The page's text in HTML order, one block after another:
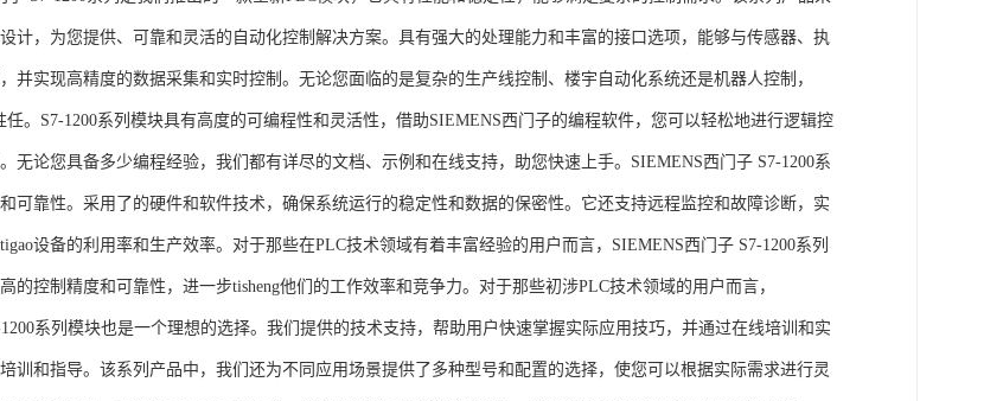
计，为您提供、可靠和灵活的自动化控制解决方案。具有强大的处理能力和丰富的接口选项，能够与传感器、执
并实现高精度的数据采集和实时控制。无论您面临的是复杂的生产线控制、楼宇自动化系统还是机器人控制，
任。S7-1200系列模块具有高度的可编程性和灵活性，借助SIEMENS西门子的编程软件，您可以轻松地进行逻辑控
无论您具备多少编程经验，我们都有详尽的文档、示例和在线支持，助您快速上手。SIEMENS西门子 S7-1200系
可靠性。采用了的硬件和软件技术，确保系统运行的稳定性和数据的保密性。它还支持远程监控和故障诊断，实
设备的利用率和生产效率。对于那些在PLC技术领域有着丰富经验的用户而言，SIEMENS西门子 S7-1200系列
的控制精度和可靠性，进一步tisheng他们的工作效率和竞争力。对于那些初涉PLC技术领域的用户而言，
系列模块也是一个理想的选择。我们提供的技术支持，帮助用户快速掌握实际应用技巧，并通过在线培训和实
训和指导。该系列产品中，我们还为不同应用场景提供了多种型号和配置的选择，使您可以根据实际需求进行灵